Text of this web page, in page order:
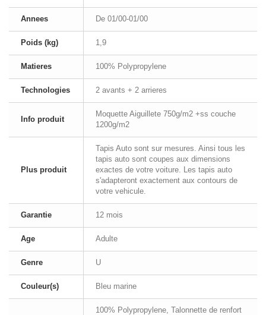
Annees De 01/00-01/00
Poids (kg) 1,9
Matieres 100% Polypropylene
Technologies 2 avants + 2 arrieres
Info produit
Moquette Aiguillete 750g/m2 +ss couche
1200g/m2
Plus produit
Tapis Auto sont sur mesures. Ainsi tous les
tapis auto sont coupes aux dimensions
exactes de votre voiture. Les tapis auto
s'adapteront exactement aux contours de
votre vehicule.
Garantie 12 mois
Age Adulte
Genre U
Couleur(s) Bleu marine
100% Polypropylene, Talonnette de renfort